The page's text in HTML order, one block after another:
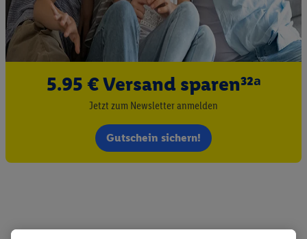
5.95 € Versand sparen³²ᵃ
Jetzt zum Newsletter anmelden
Gutschein sichern!